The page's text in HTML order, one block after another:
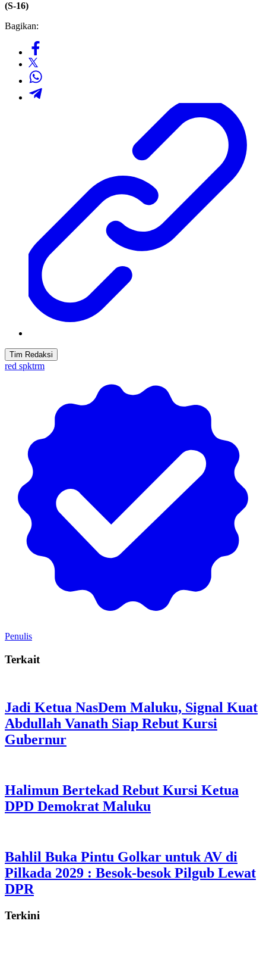
(S-16)
Bagikan:
Tim Redaksi
red spktrm
Penulis
Terkait
Jadi Ketua NasDem Maluku, Signal Kuat
Abdullah Vanath Siap Rebut Kursi
Gubernur
Halimun Bertekad Rebut Kursi Ketua
DPD Demokrat Maluku
Bahlil Buka Pintu Golkar untuk AV di
Pilkada 2029 : Besok-besok Pilgub Lewat
DPR
Terkini